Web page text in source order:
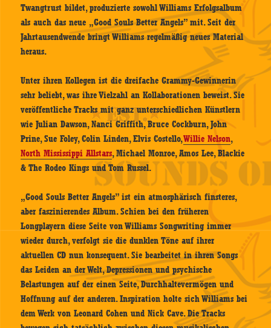
Twangtrust bildet, produzierte sowohl Williams Erfolgsalbum
als auch das neue „Good Souls Better Angels” mit. Seit der
Jahrtausendwende bringt Williams regelmäßig neues Material
heraus.
Unter ihren Kollegen ist die dreifache Grammy-Gewinnerin
sehr beliebt, was ihre Vielzahl an Kollaborationen beweist. Sie
veröffentliche Tracks mit ganz unterschiedlichen Künstlern
wie Julian Dawson, Nanci Griffith, Bruce Cockburn, John
Prine, Sue Foley, Colin Linden, Elvis Costello,Willie Nelson,
North Mississippi Allstars, Michael Monroe, Amos Lee, Blackie
& The Rodeo Kings und Tom Russel.
„Good Souls Better Angels” ist ein atmosphärisch finsteres,
aber faszinierendes Album. Schien bei den früheren
Longplayern diese Seite von Williams Songwriting immer
wieder durch, verfolgt sie die dunklen Töne auf ihrer
aktuellen CD nun konsequent. Sie bearbeitet in ihren Songs
das Leiden an der Welt, Depressionen und psychische
Belastungen auf der einen Seite, Durchhaltevermögen und
Hoffnung auf der anderen. Inspiration holte sich Williams bei
dem Werk von Leonard Cohen und Nick Cave. Die Tracks